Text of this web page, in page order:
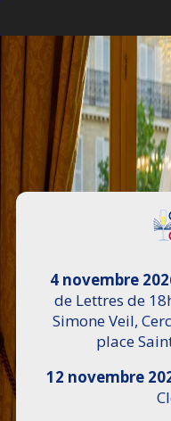
4 novembre
de Lettres de
Simone Veil,
place
12 novembre